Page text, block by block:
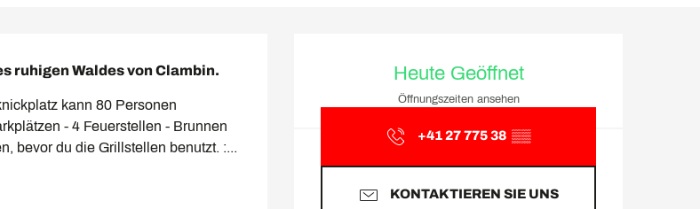
Heute Geöffnet
Öffnungszeiten ansehen
+41 27 775 38 ▒▒
KONTAKTIEREN SIE UNS
ruhigen Waldes von Clambin.
kann 80 Personen
- 4 Feuerstellen - Brunnen
bevor du die Grillstellen benutzt. :...